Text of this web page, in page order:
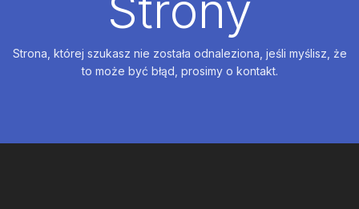
Strona, której szukasz nie została odnaleziona, jeśli myślisz, że
to może być błąd, prosimy o kontakt.